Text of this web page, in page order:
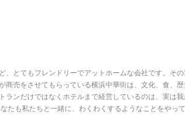
、とてもフレンドリーでアットホームな会社です。そ
商売をさせてもらっている横浜中華街は、文化、食、
ランだけではなくホテルまで経営しているのは、実は
たも私たちと一緒に、わくわくするようなことをやって